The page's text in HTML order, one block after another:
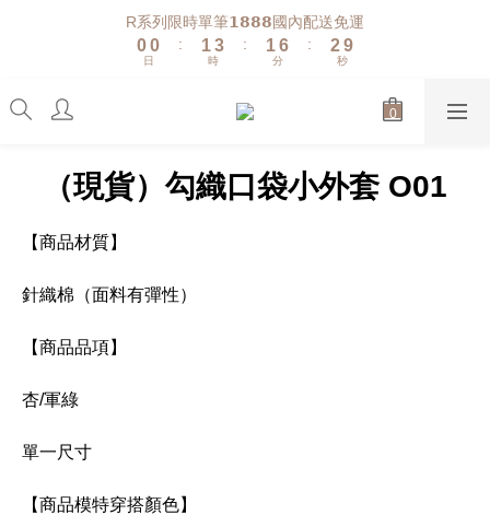
R系列限時單筆𝟭𝟴𝟴𝟴國內配送免運
1
0
1
0
日
:
2
1
0
4
3
2
時
:
2
1
0
7
6
5
0
分
:
3
2
1
9
8
3
秒
（現貨）勾織口袋小外套 O01
【商品材質】
針織棉（面料有彈性）
【商品品項】
杏/軍綠
單一尺寸
【商品模特穿搭顏色】